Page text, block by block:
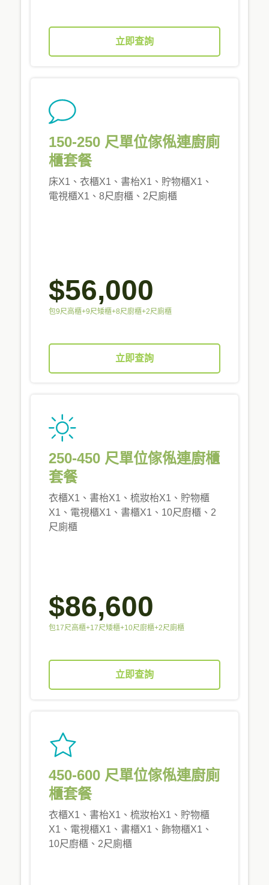
立即查詢
150-250 尺單位傢俬連廚廁
櫃套餐
床X1、衣櫃X1、書枱X1、貯物櫃X1、
電視櫃X1、8尺廚櫃、2尺廁櫃
$56,000
包9尺高櫃+9尺矮櫃+8尺廚櫃+2尺廁櫃
立即查詢
250-450 尺單位傢俬連廚櫃
套餐
衣櫃X1、書枱X1、梳妝枱X1、貯物櫃
X1、電視櫃X1、書櫃X1、10尺廚櫃、2
尺廁櫃
$86,600
包17尺高櫃+17尺矮櫃+10尺廚櫃+2尺廁櫃
立即查詢
450-600 尺單位傢俬連廚廁
櫃套餐
衣櫃X1、書枱X1、梳妝枱X1、貯物櫃
X1、電視櫃X1、書櫃X1、飾物櫃X1、
10尺廚櫃、2尺廁櫃